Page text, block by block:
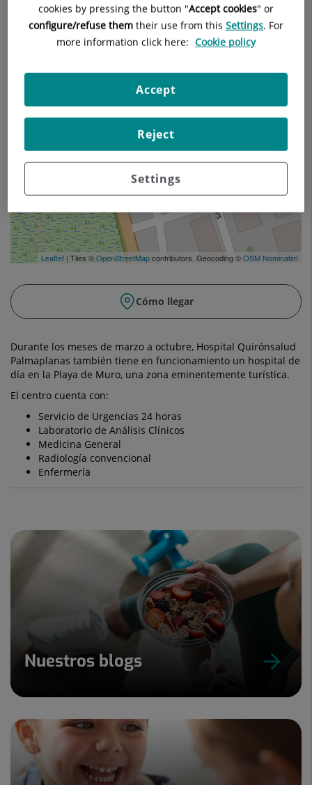
−
Leaflet | Tiles ©OpenStreetMapcontributors. Geocoding ©OSM Nominatim
Cómo llegar
Durante los meses de marzo a octubre, Hospital Quirónsalud
Palmaplanas también tiene en funcionamiento un hospital de
día en la Playa de Muro, una zona eminentemente turística.
El centro cuenta con:
Servicio de Urgencias 24 horas
Laboratorio de Análisis Clínicos
Medicina General
Radiología convencional
Enfermería
Nuestros blogs
cookies by pressing the button "Accept cookies" or
configure/refuse them their use from this Settings. For
more information click here: Cookie policy
Settings
Reject
Accept